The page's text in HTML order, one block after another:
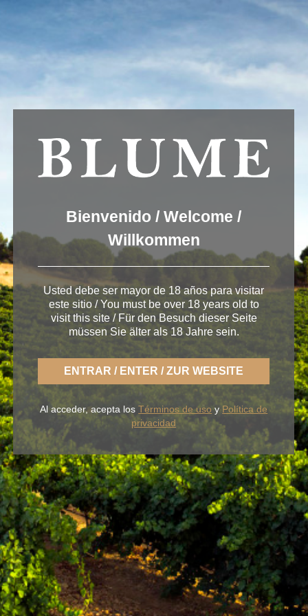
Winery Ribera del
Duero
< Bodega de Ribera del Duero
Con BLUME disfrutas la fresca naturaleza de un
Rueda ligero,
desenfadado y siempre fiel a una
tierra fértil de sabor.
NUESTROS VINOS LA BODEGA
BLUME & GASTRO
BLUME & YOU
+34 926 32 24 00
contacto@pagosdelrey.com
Usamos cookies para ofrecer una mejor experiencia que le
invitamos a aceptar. Puede informarse sobre las que estamos
Aceptar
Bienvenido / Welcome /
Willkommen
Usted debe ser mayor de 18 años para visitar
este sitio / You must be over 18 years old to
visit this site / Für den Besuch dieser Seite
müssen Sie älter als 18 Jahre sein.
ENTRAR / ENTER / ZUR WEBSITE
Al acceder, acepta losTérminos de uso y Política de
privacidad